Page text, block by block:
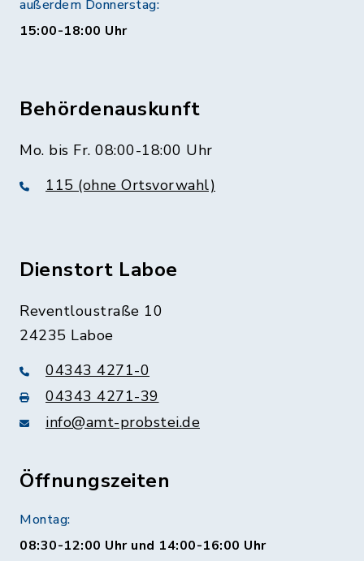
außerdem Donnerstag:
15:00-18:00 Uhr
Behördenauskunft
Mo. bis Fr. 08:00-18:00 Uhr
115 (ohne Ortsvorwahl)
Dienstort Laboe
Reventloustraße 10
24235 Laboe
04343 4271-0
04343 4271-39
info@amt-probstei.de
Öffnungszeiten
Montag:
08:30-12:00 Uhr und 14:00-16:00 Uhr